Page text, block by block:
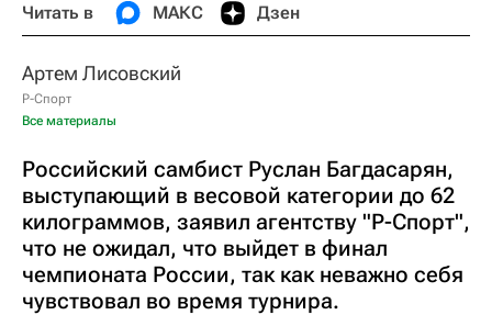
Читать в МАКС Дзен
Артем Лисовский
Р-Спорт
Все материалы
Российский самбист Руслан Багдасарян,
выступающий в весовой категории до 62
килограммов, заявил агентству "Р-Спорт",
что не ожидал, что выйдет в финал
чемпионата России, так как неважно себя
чувствовал во время турнира.